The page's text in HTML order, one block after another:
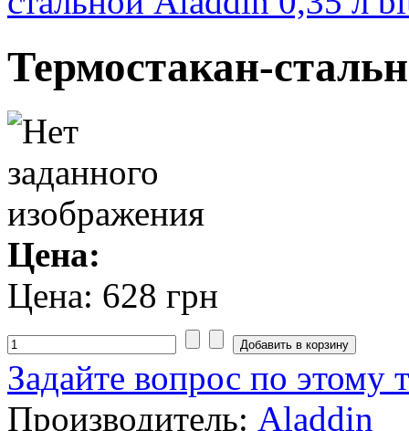
Термостакан-
Цена:
Цена: 628 грн
Задайте вопрос по этому
Производитель: Aladdin